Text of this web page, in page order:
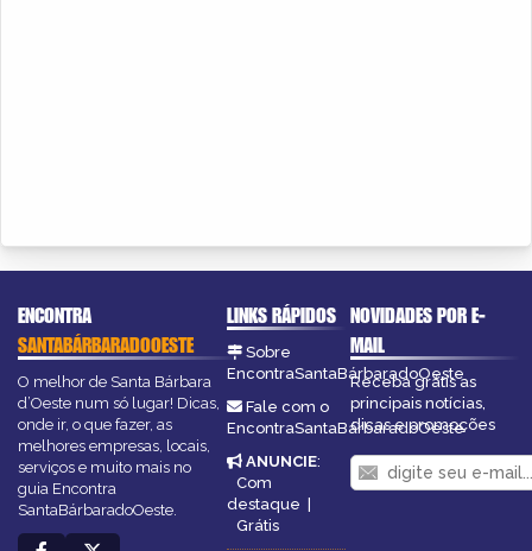
ENCONTRA
SANTABÁRBARADOOESTE
O melhor de Santa Bárbara
d’Oeste num só lugar! Dicas,
onde ir, o que fazer, as
melhores empresas, locais,
serviços e muito mais no
guia Encontra
SantaBárbaradoOeste.
LINKS RÁPIDOS
Sobre
EncontraSantaBárbaradoOeste
Fale com o
EncontraSantaBárbaradoOeste
ANUNCIE:
Com
destaque |
Grátis
NOVIDADES POR E-
MAIL
Receba grátis as
principais notícias,
dicas e promoções